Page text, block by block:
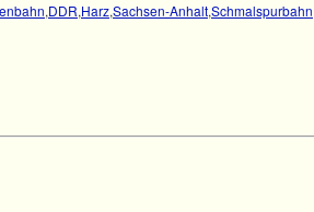
,DDR,Harz,Sachsen-Anhalt,Schmalspurbahn